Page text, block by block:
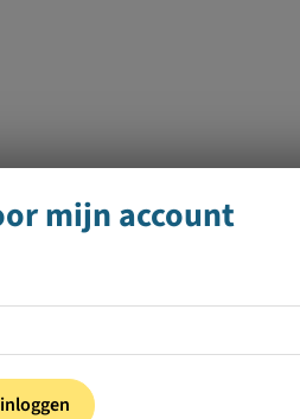
mijn account
inloggen